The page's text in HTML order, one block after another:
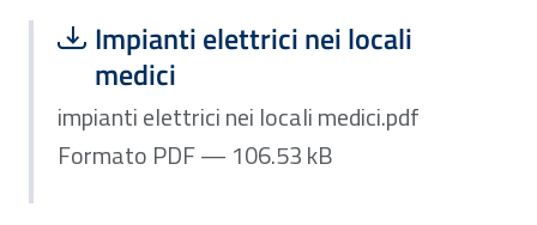
Scarica file:
Impianti elettrici nei locali
medici
Formato PDF — Dimensione 106.53 kB
impianti elettrici nei locali medici.pdf
Formato PDF — 106.53 kB